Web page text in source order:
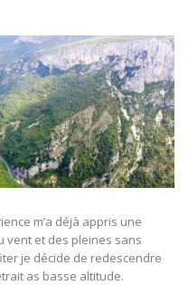
m’a déjà appris une
vent et des pleines sans
je décide de redescendre
as basse altitude.